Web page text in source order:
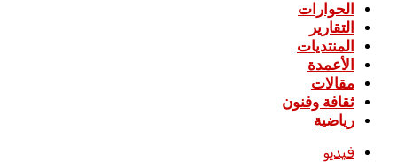
الحوارات
التقارير
المنتديات
الأعمدة
مقالات
ثقافة وفنون
رياضية
فيديو